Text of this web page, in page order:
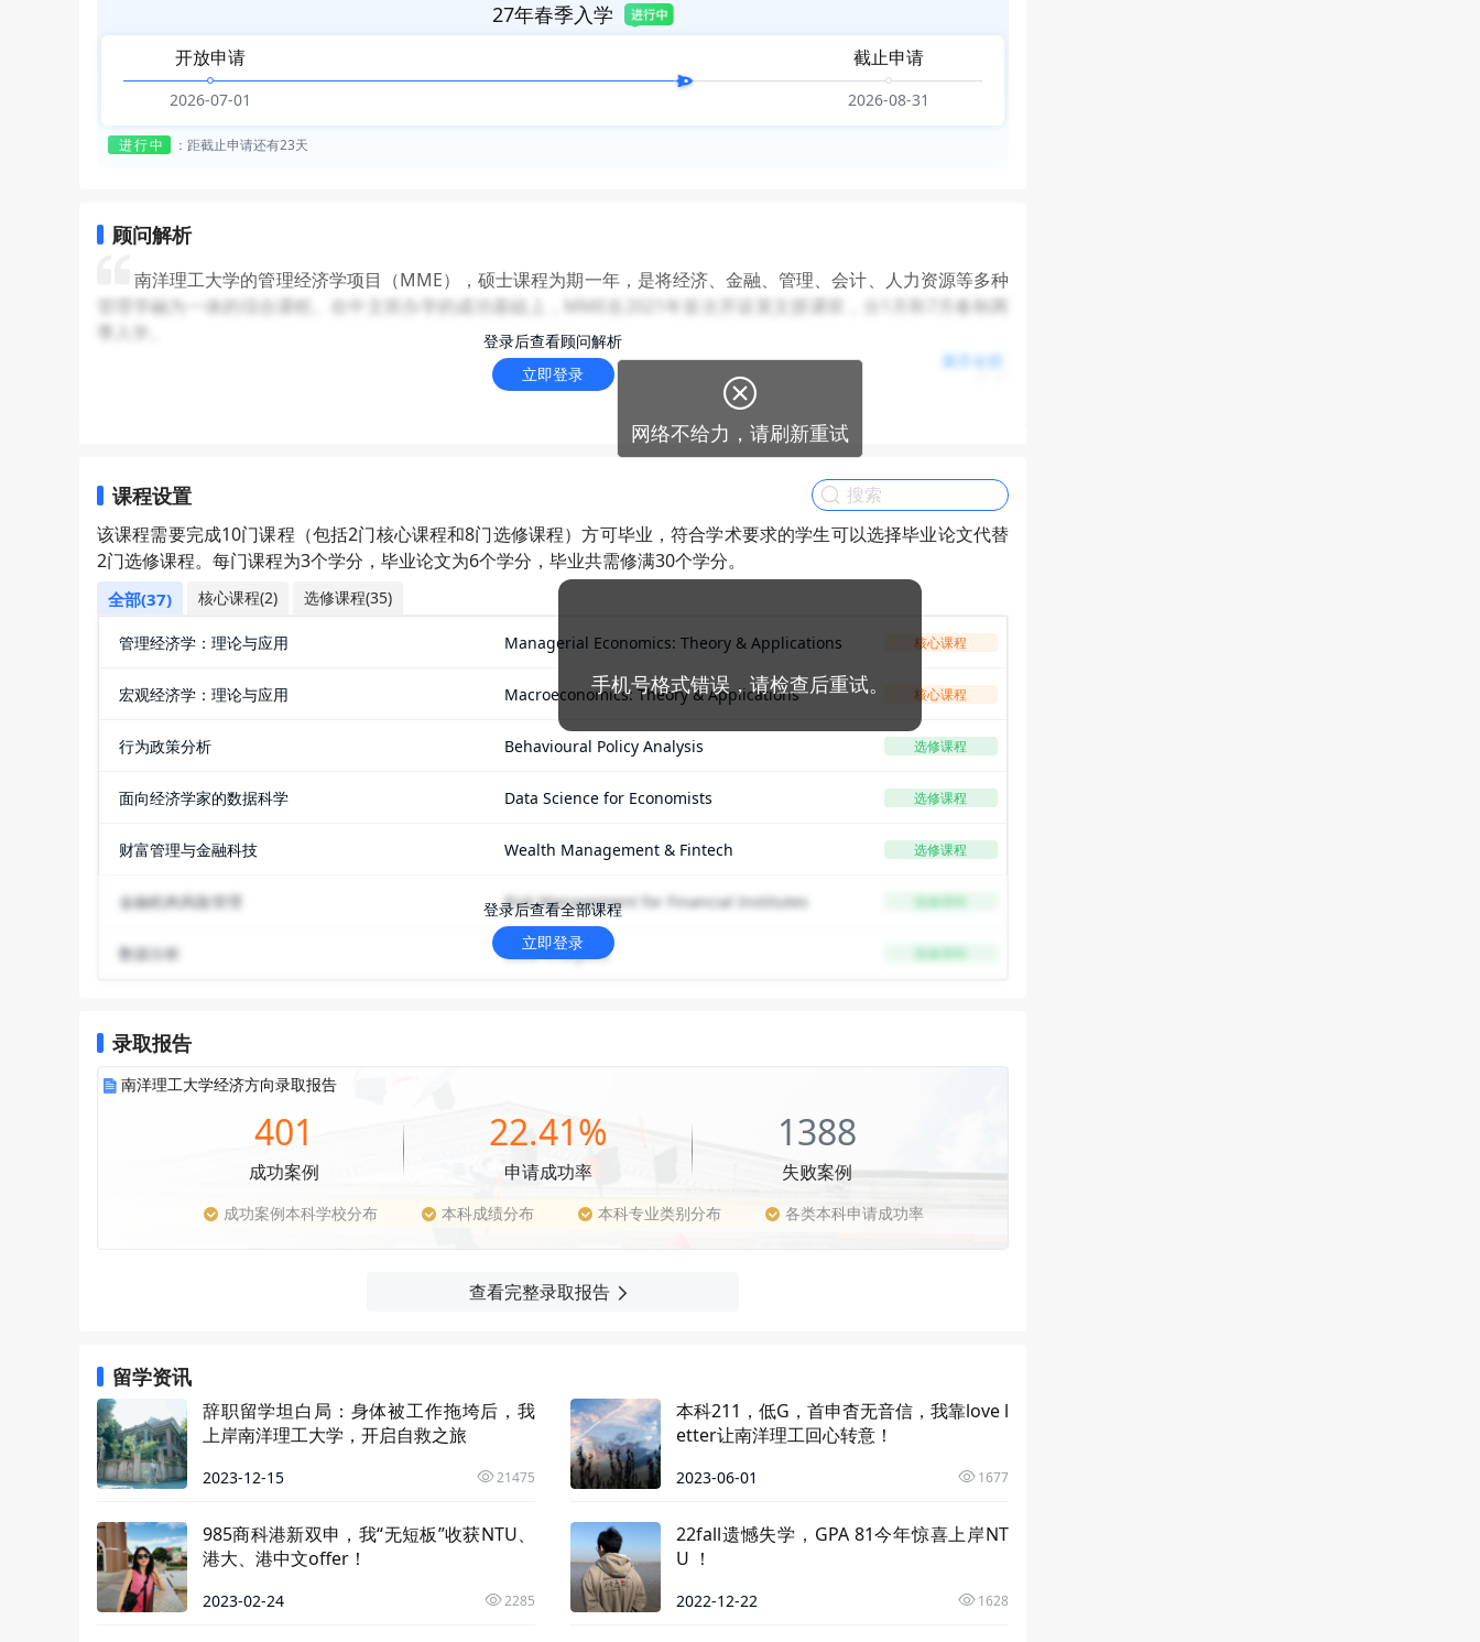
27年春季入学
开放申请
2026-07-01
截止申请
2026-08-31
进行中 ： 距截止申请还有23天
登录后查看顾问解析
立即登录
顾问解析
南洋理工大学的管理经济学项目（MME），硕士课程为期一年，是将经济、金融、管理、会计、人力资源等多种
管理学融为一体的综合课程。在中文班办学的成功基础上，MME在2021年首次开设英文授课班，分1月和7月春秋两
季入学。
：学校就业中心和学院均会较频繁地组织一些宣讲会以及一些公司的招聘信息，有较多同学通过该渠道
去到了shopee，字节跳动，四大会计师事务所，lazada等知名公司实习。同时也可以参加国内远程实习。MME回国
学位认证为经济学类，毕业就业去向也相对较为多元化，如三中一华的投行岗，债股销，中台业务, 头部券商的二级研
究，国有行，股份行总行，三大政策行，互联网产品岗，数据岗，四大审计，四大咨询，公务员等。
：项目非常喜欢985/海本/211财经。该项目不喜双非，商科背景有偏好，商科背景是指比如金融，管
理，经济学，会计等。但其他专业背景的也有可能申请成功。GPA方面偏好85+。
班级概况：班级整体人数在80-100人左右，其中90%-95%都是中国学生。学生背景方面，本科基本是985，清华
大学、南京大学、中南大学的学生比较多。
展开全部
课程设置
该课程需要完成10门课程（包括2门核心课程和8门选修课程）方可毕业，符合学术要求的学生可以选择毕业论文代替
2门选修课程。每门课程为3个学分，毕业论文为6个学分，毕业共需修满30个学分。
全部(37) 核心课程(2) 选修课程(35)
管理经济学：理论与应用 Managerial Economics: Theory & Applications 核心课程
宏观经济学：理论与应用 Macroeconomics: Theory & Applications 核心课程
行为政策分析 Behavioural Policy Analysis 选修课程
面向经济学家的数据科学 Data Science for Economists 选修课程
财富管理与金融科技 Wealth Management & Fintech 选修课程
金融机构风险管理 Risk Management for Financial Institutes 选修课程
数据分析 Data Analytics 选修课程
登录后查看全部课程
立即登录
录取报告
南洋理工大学经济方向录取报告
401
成功案例
22.41%
申请成功率
1388
失败案例
成功案例本科学校分布 本科成绩分布 本科专业类别分布 各类本科申请成功率
查看完整录取报告
留学资讯
辞职留学坦白局：身体被工作拖垮后，我
上岸南洋理工大学，开启自救之旅
2023-12-15 21475
本科211，低G，首申杳无音信，我靠love l
etter让南洋理工回心转意！
2023-06-01 1677
985商科港新双申，我“无短板”收获NTU、
港大、港中文offer！
2023-02-24 2285
22fall遗憾失学，GPA 81今年惊喜上岸NT
U ！
2022-12-22 1628
手机号格式错误，请检查后重试。

网络不给力，请刷新重试